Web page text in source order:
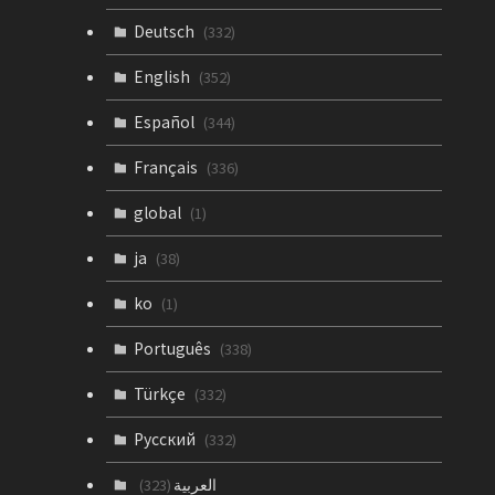
Deutsch (332)
English (352)
Español (344)
Français (336)
global (1)
ja (38)
ko (1)
Português (338)
Türkçe (332)
Русский (332)
العربية(323)